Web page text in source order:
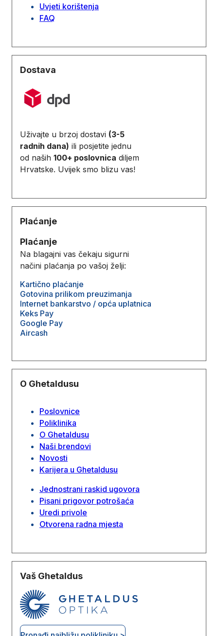
Uvjeti korištenja
FAQ
Dostava
Uživajte u brzoj dostavi (3-5
radnih dana) ili posjetite jednu
od naših 100+ poslovnica diljem
Hrvatske. Uvijek smo blizu vas!
Plaćanje
Plaćanje
Na blagajni vas čekaju sigurni
načini plaćanja po vašoj želji:
Kartično plaćanje
Gotovina prilikom preuzimanja
Internet bankarstvo / opća uplatnica
Keks Pay
Google Pay
Aircash
O Ghetaldusu
Poslovnice
Poliklinika
O Ghetaldusu
Naši brendovi
Novosti
Karijera u Ghetaldusu
Jednostrani raskid ugovora
Pisani prigovor potrošaća
Uredi privole
Otvorena radna mjesta
Vaš Ghetaldus